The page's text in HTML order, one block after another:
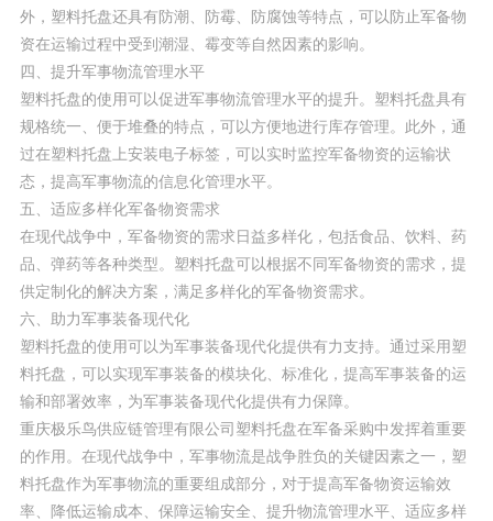
外，塑料托盘还具有防潮、防霉、防腐蚀等特点，可以防止军备物
资在运输过程中受到潮湿、霉变等自然因素的影响。
四、提升军事物流管理水平
塑料托盘的使用可以促进军事物流管理水平的提升。塑料托盘具有
规格统一、便于堆叠的特点，可以方便地进行库存管理。此外，通
过在塑料托盘上安装电子标签，可以实时监控军备物资的运输状
态，提高军事物流的信息化管理水平。
五、适应多样化军备物资需求
在现代战争中，军备物资的需求日益多样化，包括食品、饮料、药
品、弹药等各种类型。塑料托盘可以根据不同军备物资的需求，提
供定制化的解决方案，满足多样化的军备物资需求。
六、助力军事装备现代化
塑料托盘的使用可以为军事装备现代化提供有力支持。通过采用塑
料托盘，可以实现军事装备的模块化、标准化，提高军事装备的运
输和部署效率，为军事装备现代化提供有力保障。
重庆极乐鸟供应链管理有限公司塑料托盘在军备采购中发挥着重要
的作用。在现代战争中，军事物流是战争胜负的关键因素之一，塑
料托盘作为军事物流的重要组成部分，对于提高军备物资运输效
率、降低运输成本、保障运输安全、提升物流管理水平、适应多样